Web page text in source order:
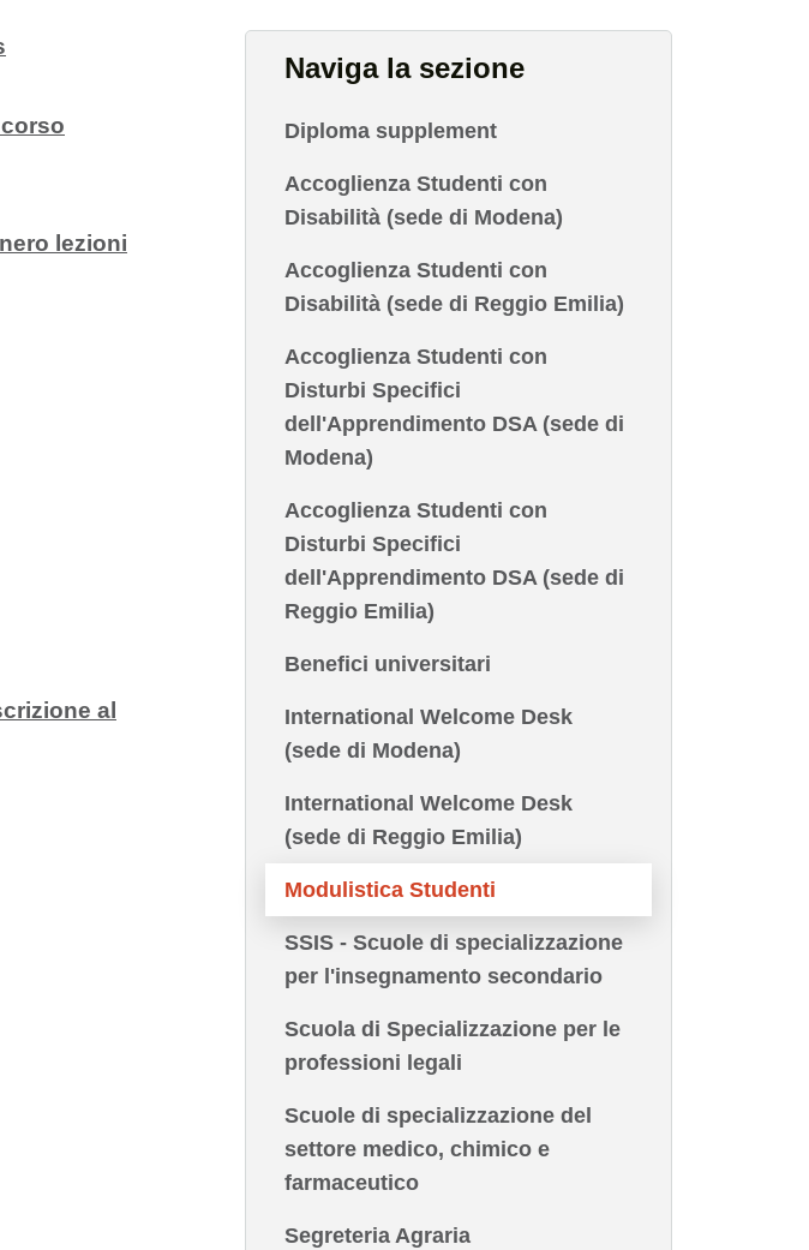
lezioni
al
Naviga la sezione
Diploma supplement
Accoglienza Studenti con
Disabilità (sede di Modena)
Accoglienza Studenti con
Disabilità (sede di Reggio Emilia)
Accoglienza Studenti con
Disturbi Specifici
dell'Apprendimento DSA (sede di
Modena)
Accoglienza Studenti con
Disturbi Specifici
dell'Apprendimento DSA (sede di
Reggio Emilia)
Benefici universitari
International Welcome Desk
(sede di Modena)
International Welcome Desk
(sede di Reggio Emilia)
Modulistica Studenti
SSIS - Scuole di specializzazione
per l'insegnamento secondario
Scuola di Specializzazione per le
professioni legali
Scuole di specializzazione del
settore medico, chimico e
farmaceutico
Segreteria Agraria